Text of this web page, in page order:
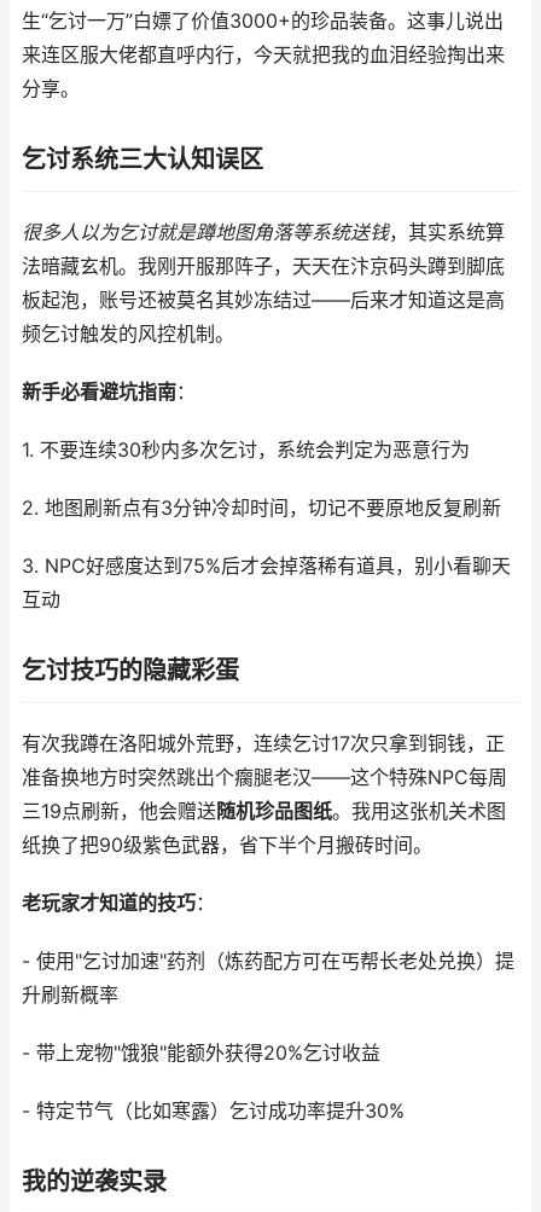
生“乞讨一万”白嫖了价值3000+的珍品装备。这事儿说出
来连区服大佬都直呼内行，今天就把我的血泪经验掏出来
分享。
乞讨系统三大认知误区
很多人以为乞讨就是蹲地图角落等系统送钱，其实系统算
法暗藏玄机。我刚开服那阵子，天天在汴京码头蹲到脚底
板起泡，账号还被莫名其妙冻结过——后来才知道这是高
频乞讨触发的风控机制。
新手必看避坑指南：
1. 不要连续30秒内多次乞讨，系统会判定为恶意行为
2. 地图刷新点有3分钟冷却时间，切记不要原地反复刷新
3. NPC好感度达到75%后才会掉落稀有道具，别小看聊天
互动
乞讨技巧的隐藏彩蛋
有次我蹲在洛阳城外荒野，连续乞讨17次只拿到铜钱，正
准备换地方时突然跳出个瘸腿老汉——这个特殊NPC每周
三19点刷新，他会赠送随机珍品图纸。我用这张机关术图
纸换了把90级紫色武器，省下半个月搬砖时间。
老玩家才知道的技巧：
- 使用"乞讨加速"药剂（炼药配方可在丐帮长老处兑换）提
升刷新概率
- 带上宠物"饿狼"能额外获得20%乞讨收益
- 特定节气（比如寒露）乞讨成功率提升30%
我的逆袭实录